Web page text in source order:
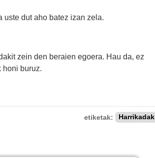
uste dut aho batez izan zela.
zein den beraien egoera. Hau da, ez
buruz.
etiketak: Harrikadak